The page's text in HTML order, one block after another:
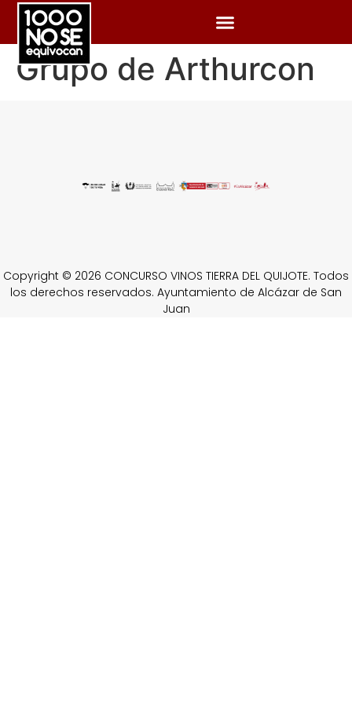
Grupo de Arthurcon
Copyright © 2026 CONCURSO VINOS TIERRA DEL QUIJOTE. Todos
los derechos reservados. Ayuntamiento de Alcázar de San
Juan